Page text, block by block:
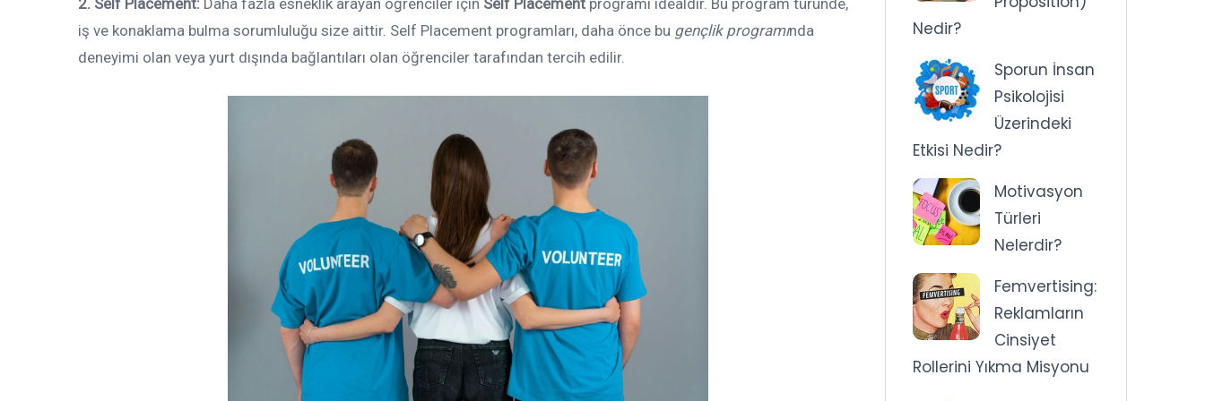
Nedir?
Sporun İnsan
Psikolojisi
Üzerindeki
Etkisi Nedir?
Motivasyon
Türleri
Nelerdir?
Femvertising:
Reklamların
Cinsiyet
Rollerini Yıkma Misyonu
iş ve konaklama bulma sorumluluğu size aittir. Self Placement programları, daha önce bu gençlik programında
deneyimi olan veya yurt dışında bağlantıları olan öğrenciler tarafından tercih edilir.